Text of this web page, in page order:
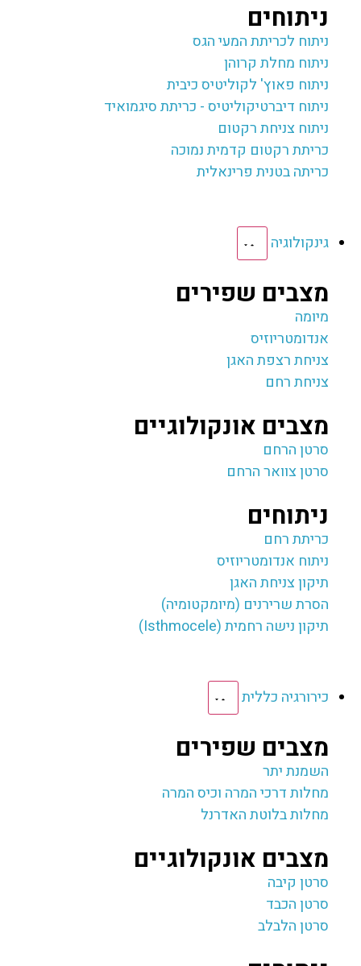
ניתוחים
ניתוח לכריתת המעי הגס
ניתוח מחלת קרוהן
ניתוח פאוץ' לקוליטיס כיבית
ניתוח דיברטיקוליטיס - כריתת סיגמואיד
ניתוח צניחת רקטום
כריתת רקטום קדמית נמוכה
כריתה בטנית פרינאלית
גינקולוגיה
מצבים שפירים
מיומה
אנדומטריוזיס
צניחת רצפת האגן
צניחת רחם
מצבים אונקולוגיים
סרטן הרחם
סרטן צוואר הרחם
ניתוחים
כריתת רחם
ניתוח אנדומטריוזיס
תיקון צניחת האגן
הסרת שרירנים (מיומקטומיה)
תיקון נישה רחמית (Isthmocele)
כירורגיה כללית
מצבים שפירים
השמנת יתר
מחלות דרכי המרה וכיס המרה
מחלות בלוטת האדרנל
מצבים אונקולוגיים
סרטן קיבה
סרטן הכבד
סרטן הלבלב